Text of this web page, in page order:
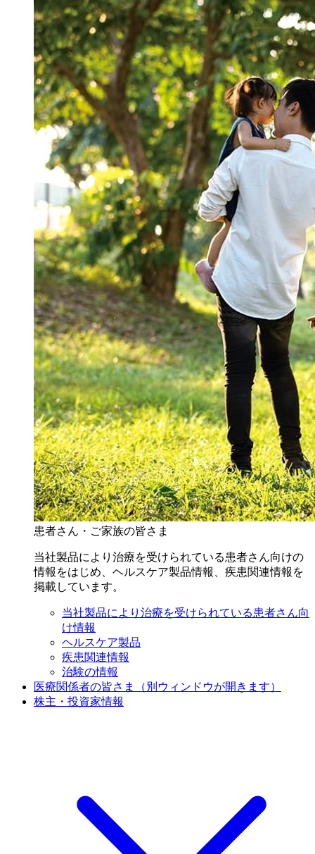
患者さん・ご家族の皆さま
当社製品により治療を受けられている患者さん向けの
情報をはじめ、ヘルスケア製品情報、疾患関連情報を
掲載しています。
当社製品により治療を受けられている患者さん向
け情報
ヘルスケア製品
疾患関連情報
治験の情報
医療関係者の皆さま
（別ウィンドウが開きます）
株主・投資家情報